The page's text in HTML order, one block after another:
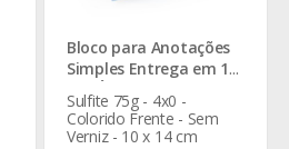
Bloco para Anotações
Simples Entrega em 1
Dia Útil
Sulfite 75g - 4x0 -
Colorido Frente - Sem
Verniz - 10 x 14 cm